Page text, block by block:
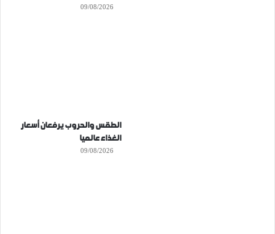
09/08/2026
الطقس والحروب يرفعان أسعار
الغذاء عالميا
09/08/2026